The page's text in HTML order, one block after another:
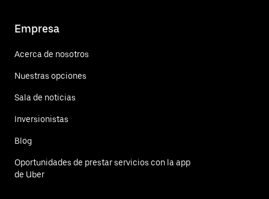
Empresa
Acerca de nosotros
Nuestras opciones
Sala de noticias
Inversionistas
Blog
Oportunidades de prestar servicios con la app
de Uber